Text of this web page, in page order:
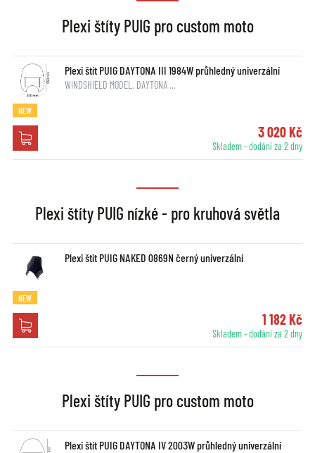
Plexi štíty PUIG pro custom moto
Plexi štít PUIG DAYTONA III 1984W průhledný univerzální
WINDSHIELD MODEL. DAYTONA …
NEW
3 020 Kč
Skladem - dodání za 2 dny
Plexi štíty PUIG nízké - pro kruhová světla
Plexi štít PUIG NAKED 0869N černý univerzální
NEW
1 182 Kč
Skladem - dodání za 2 dny
Plexi štíty PUIG pro custom moto
Plexi štít PUIG DAYTONA IV 2003W průhledný univerzální